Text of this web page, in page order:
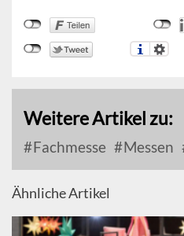
Weitere Artikel zu:
Fachmesse Messen
Ähnliche Artikel